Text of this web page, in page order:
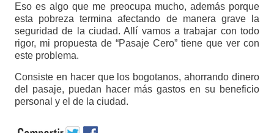
Eso es algo que me preocupa mucho, además porque
esta pobreza termina afectando de manera grave la
seguridad de la ciudad. Allí vamos a trabajar con todo
rigor, mi propuesta de “Pasaje Cero” tiene que ver con
este problema.
Consiste en hacer que los bogotanos, ahorrando dinero
del pasaje, puedan hacer más gastos en su beneficio
personal y el de la ciudad.